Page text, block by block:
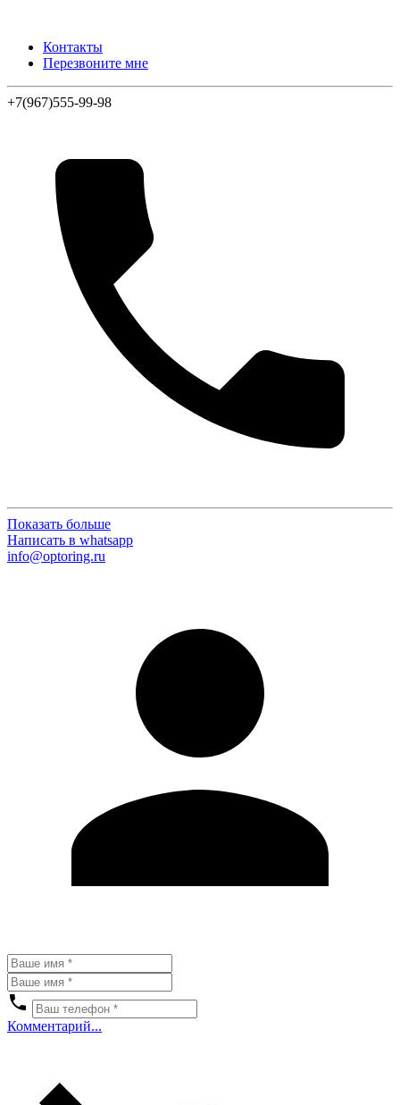
Контакты
Перезвоните мне
+7(967)555-99-98
Показать больше
Написать в whatsapp
info@optoring.ru
Комментарий...